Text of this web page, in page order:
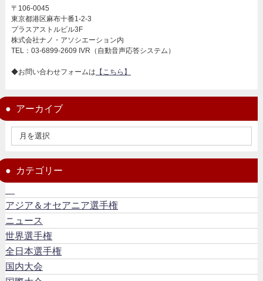
〒106-0045
東京都港区麻布十番1-2-3
プラスアストルビル3F
株式会社ナノ・アソシエーション内
TEL：03-6899-2609 IVR（自動音声応答システム）
◆お問い合わせフォームは 【こちら】
アーカイブ
カテゴリー
アジア＆オセアニア選手権
ニュース
世界選手権
全日本選手権
国内大会